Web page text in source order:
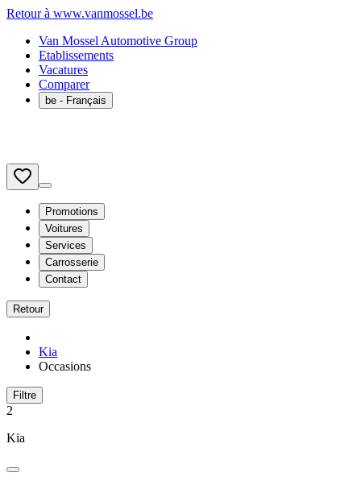
Retour à www.vanmossel.be
Van Mossel Automotive Group
Etablissements
Vacatures
Comparer
be - Français
Promotions
Voitures
Services
Carrosserie
Contact
Retour
Kia
Occasions
Filtre
2
Kia